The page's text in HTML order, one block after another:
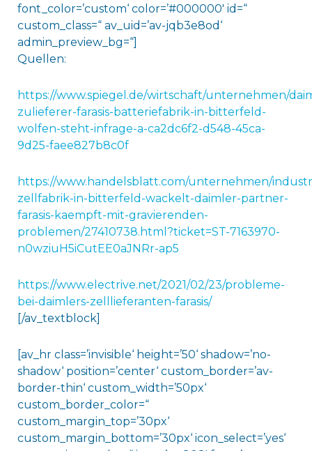
font_color=’custom‘ color=’#000000′ id=“
custom_class=“ av_uid=’av-jqb3e8od‘
admin_preview_bg=“]
Quellen:
https://www.spiegel.de/wirtschaft/unternehmen/
zulieferer-farasis-batteriefabrik-in-bitterfeld-
wolfen-steht-infrage-a-ca2dc6f2-d548-45ca-
9d25-faee827b8c0f
https://www.handelsblatt.com/unternehmen/
zellfabrik-in-bitterfeld-wackelt-daimler-partner-
farasis-kaempft-mit-gravierenden-
problemen/27410738.html?ticket=ST-7163970-
n0wziuH5iCutEE0aJNRr-ap5
https://www.electrive.net/2021/02/23/probleme-
bei-daimlers-zelllieferanten-farasis/
[/av_textblock]
[av_hr class=’invisible‘ height=’50‘ shadow=’no-
shadow‘ position=’center‘ custom_border=’av-
border-thin‘ custom_width=’50px‘
custom_border_color=“
custom_margin_top=’30px‘
custom_margin_bottom=’30px‘ icon_select=’yes‘